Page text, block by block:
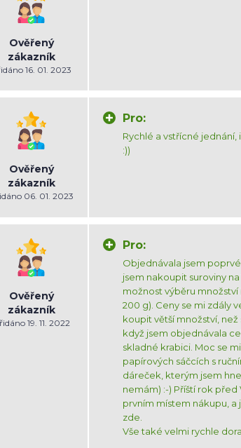
Ověřený
zákazník
16. 01. 2023
Ověřený
zákazník
06. 01. 2023
Pro:
Rychlé a vstřícné
:))
Ověřený
zákazník
19. 11. 2022
Pro:
Objednávala jsem
jsem nakoupit suroviny
možnost výběru
200 g). Ceny se mi zdály
koupit větší množství,
když jsem objednávala
skladné krabici. Moc se
papírových sáčcích s
dáreček, kterým jsem
nemám) :-) Příští rok
prvním místem nákupu,
zde.
Vše také velmi rychle